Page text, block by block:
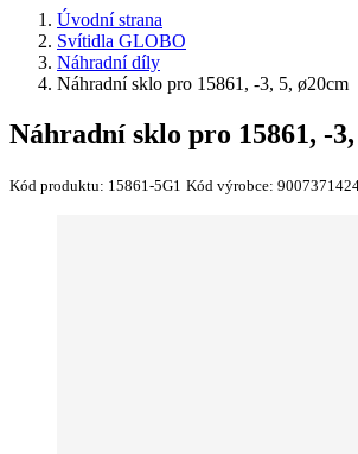
Úvodní strana
Svítidla GLOBO
Náhradní díly
Náhradní sklo pro 15861, -3, 5, ø20cm
Náhradní sklo pro 15861, -3,
Kód produktu: 15861-5G1 Kód výrobce: